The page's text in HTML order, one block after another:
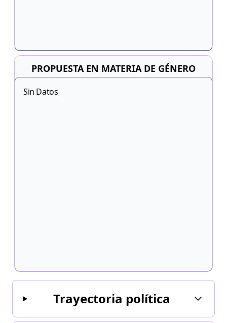
PROPUESTA EN MATERIA DE GÉNERO
Sin Datos
Trayectoria política